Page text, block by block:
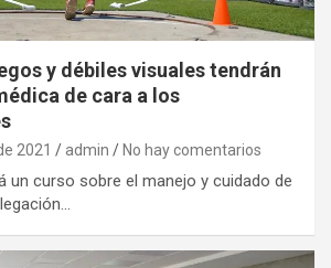
y débiles visuales tendrán
de cara a los
2021 admin No hay comentarios
un curso sobre el manejo y cuidado de